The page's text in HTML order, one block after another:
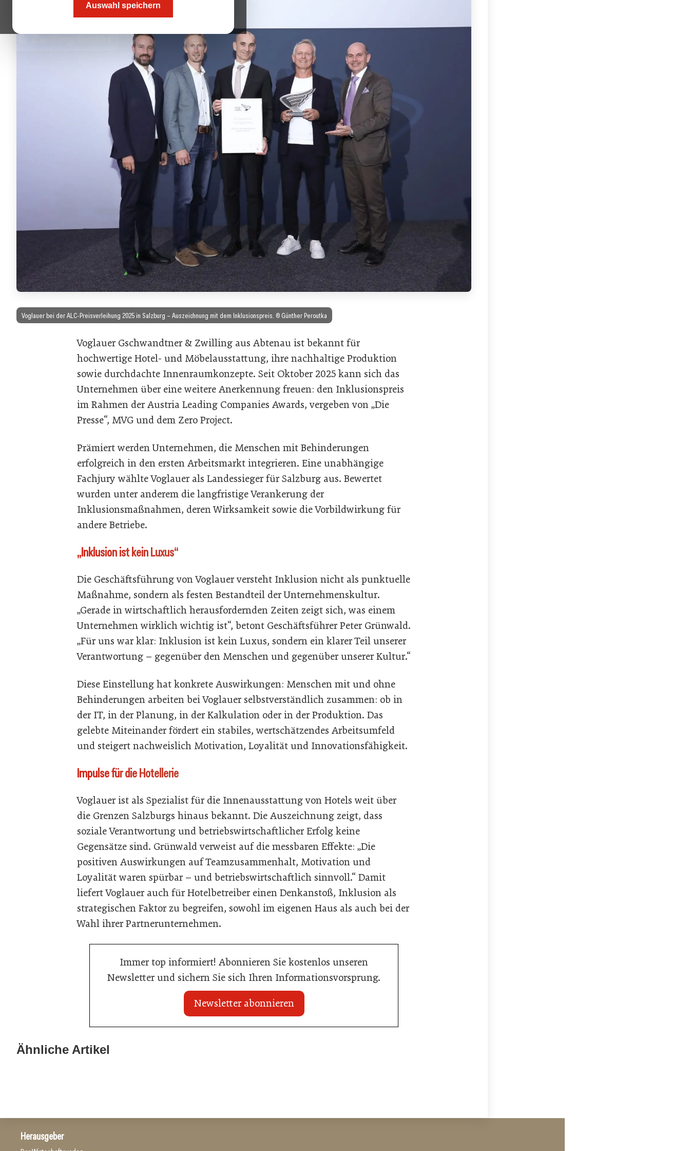
Auswahl speichern
Voglauer bei der ALC-Preisverleihung 2025 in Salzburg – Auszeichnung mit dem Inklusionspreis. © Günther Peroutka
Voglauer Gschwandtner & Zwilling aus Abtenau ist bekannt für
hochwertige Hotel- und Möbelausstattung, ihre nachhaltige Produktion
sowie durchdachte Innenraumkonzepte. Seit Oktober 2025 kann sich das
Unternehmen über eine weitere Anerkennung freuen: den Inklusionspreis
im Rahmen der Austria Leading Companies Awards, vergeben von „Die
Presse“, MVG und dem Zero Project.
Prämiert werden Unternehmen, die Menschen mit Behinderungen
erfolgreich in den ersten Arbeitsmarkt integrieren. Eine unabhängige
Fachjury wählte Voglauer als Landessieger für Salzburg aus. Bewertet
wurden unter anderem die langfristige Verankerung der
Inklusionsmaßnahmen, deren Wirksamkeit sowie die Vorbildwirkung für
andere Betriebe.
„Inklusion ist kein Luxus“
Die Geschäftsführung von Voglauer versteht Inklusion nicht als punktuelle
Maßnahme, sondern als festen Bestandteil der Unternehmenskultur.
„Gerade in wirtschaftlich herausfordernden Zeiten zeigt sich, was einem
Unternehmen wirklich wichtig ist“, betont Geschäftsführer Peter Grünwald.
„Für uns war klar: Inklusion ist kein Luxus, sondern ein klarer Teil unserer
Verantwortung – gegenüber den Menschen und gegenüber unserer Kultur.“
Diese Einstellung hat konkrete Auswirkungen: Menschen mit und ohne
Behinderungen arbeiten bei Voglauer selbstverständlich zusammen: ob in
der IT, in der Planung, in der Kalkulation oder in der Produktion. Das
gelebte Miteinander fördert ein stabiles, wertschätzendes Arbeitsumfeld
und steigert nachweislich Motivation, Loyalität und Innovationsfähigkeit.
Impulse für die Hotellerie
Voglauer ist als Spezialist für die Innenausstattung von Hotels weit über
die Grenzen Salzburgs hinaus bekannt. Die Auszeichnung zeigt, dass
soziale Verantwortung und betriebswirtschaftlicher Erfolg keine
Gegensätze sind. Grünwald verweist auf die messbaren Effekte: „Die
positiven Auswirkungen auf Teamzusammenhalt, Motivation und
Loyalität waren spürbar – und betriebswirtschaftlich sinnvoll.“ Damit
liefert Voglauer auch für Hotelbetreiber einen Denkanstoß, Inklusion als
strategischen Faktor zu begreifen, sowohl im eigenen Haus als auch bei der
Wahl ihrer Partnerunternehmen.
Immer top informiert! Abonnieren Sie kostenlos unseren
Newsletter und sichern Sie sich Ihren Informationsvorsprung.
Newsletter abonnieren
Ähnliche Artikel
Brauerei Schwechat: Georg Gartner
Herausgeber